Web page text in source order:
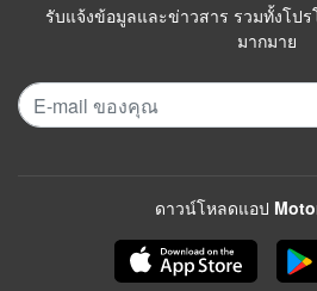
รับแจ้งข้อมูลและข่าวสาร รวมทั้งโป
มากมาย
ดาวน์โหลดแอป